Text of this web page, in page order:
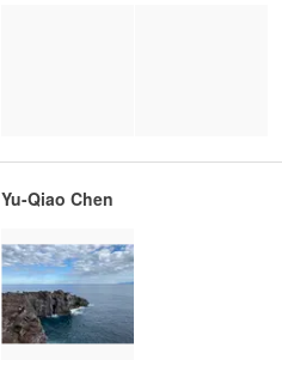
Yu-Qiao Chen